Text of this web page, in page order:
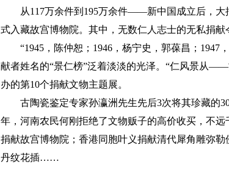
从117万余件到195万余件——新中国成立后，大
式入藏故宫博物院。其中，无数仁人志士的无私捐献
“1945，陈仲恕；1946，杨宁史，郭葆昌；1947
献者姓名的“景仁榜”泛着淡淡的光泽。“仁风景从
办的第10个捐献文物主题展。
古陶瓷鉴定专家孙瀛洲先生先后3次将其珍藏的
年，河南农民何刚拒绝了文物贩子的高价收买，不
捐献故宫博物院；香港同胞叶义捐献清代犀角雕弥
丹纹花插……